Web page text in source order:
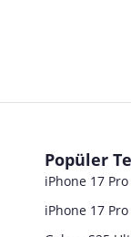
Popüler
iPhone 17
iPhone 17 Pro